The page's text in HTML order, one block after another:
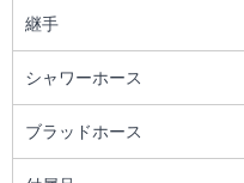
継手
シャワーホース
ブラッドホース